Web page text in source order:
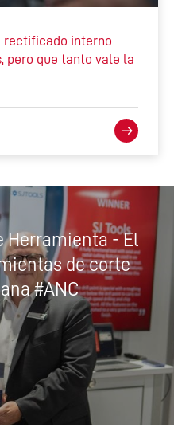
rectificado interno
pero que tanto vale la
Herramienta - El
de corte
#ANC